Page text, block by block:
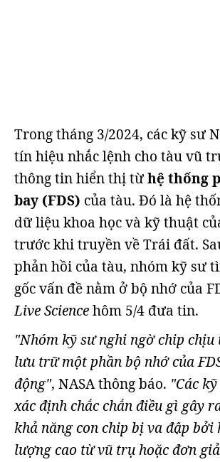
Trong tháng 3/2024, các kỹ sư
tín hiệu nhắc lệnh cho tàu vũ
thông tin hiển thị từhệ thống
bay (FDS) của tàu. Đó là hệ
dữ liệu khoa học và kỹ thuật
trước khi truyền về Trái đất.
phản hồi của tàu, nhóm kỹ sư
gốc vấn đề nằm ở bộ nhớ của
Live Sciencehôm 5/4 đưa tin.
"Nhóm kỹ sư nghi ngờ chip chịu
lưu trữ một phần bộ nhớ của
động", NASA thông báo. "Các
xác định chắc chắn điều gì gây
khả năng con chip bị va đập bởi
lượng cao từ vũ trụ hoặc đơn